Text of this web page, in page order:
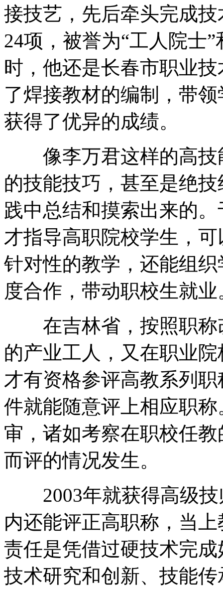
接技艺，先后牵头完成
24项，被誉为“工人院士
时，他还是长春市职业
了焊接教材的编制，带
获得了优异的成绩。
像李万君这样的高技
的技能技巧，甚至是绝
践中总结和摸索出来的
才指导高职院校学生，
针对性的教学，还能组
度合作，带动职校生就业
在吉林省，按照职称
的产业工人，又在职业
才有资格参评高教系列
件就能随意评上相应职
审，诸如考察在职校任
而评的情况发生。
2003年就获得高级技
内还能评正高职称，当
责任是凭借过硬技术完
技术研究和创新、技能